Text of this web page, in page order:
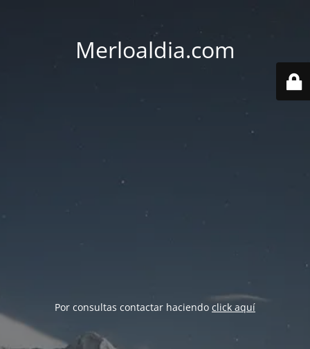
Merloaldia.com
Por consultas contactar haciendo click aquí